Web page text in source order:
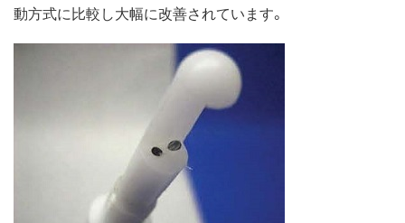
動方式に比較し大幅に改善されています。